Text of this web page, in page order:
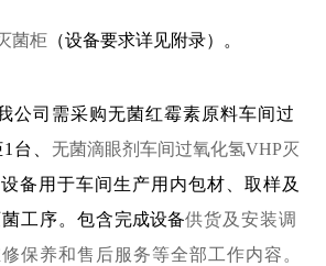
菌柜（设备要求详见附录）。
公司需采购无菌红霉素原料车间过
1 台、 无菌滴眼剂车间过氧化氢VHP灭
备用于车间生产用内包材、取样及
工序。包含完成设备供货及安装调
保养和售后服务等全部工作内容 。